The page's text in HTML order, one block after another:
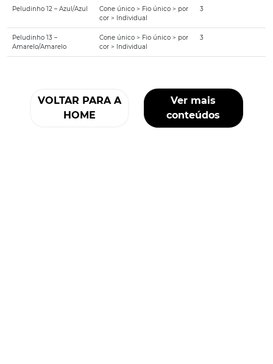
Peludinho 12 – Azul/Azul
Cone único > Fio único > por
cor > Individual
3
Peludinho 13 –
Amarelo/Amarelo
Cone único > Fio único > por
cor > Individual
3
VOLTAR PARA A
HOME
Ver mais
conteúdos